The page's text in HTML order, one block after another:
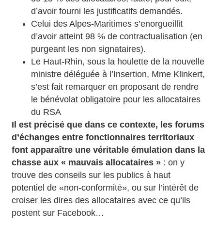
d’avoir fourni les justificatifs demandés.
Celui des Alpes-Maritimes s’enorgueillit
d’avoir atteint 98 % de contractualisation (en
purgeant les non signataires).
Le Haut-Rhin, sous la houlette de la nouvelle
ministre déléguée à l’Insertion, Mme Klinkert,
s’est fait remarquer en proposant de rendre
le bénévolat obligatoire pour les allocataires
du RSA
Il est précisé que dans ce contexte, les forums
d’échanges entre fonctionnaires territoriaux
font apparaître une véritable émulation dans la
chasse aux « mauvais allocataires » : on y
trouve des conseils sur les publics à haut
potentiel de «non-conformité», ou sur l’intérêt de
croiser les dires des allocataires avec ce qu’ils
postent sur Facebook…